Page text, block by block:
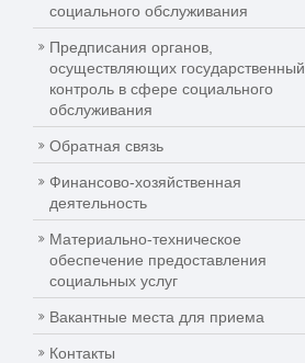
социального обслуживания
Предписания органов,
осуществляющих государственный
контроль в сфере социального
обслуживания
Обратная связь
Финансово-хозяйственная
деятельность
Материально-техническое
обеспечение предоставления
социальных услуг
Вакантные места для приема
Контакты